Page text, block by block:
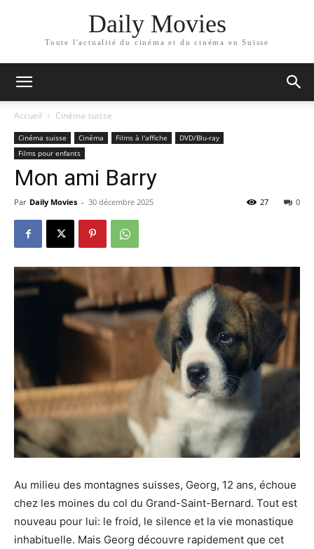
Daily Movies
Toute l'actualité du cinéma et du cinéma en Suisse
Accueil Cinéma suisse
Cinéma suisse Cinéma Films à l'affiche
DVD/Blu-ray
Films pour enfants
Mon ami Barry
Par Daily Movies - 30 décembre 2025 0
27
Au milieu des montagnes suisses, Georg, 12 ans, échoue
chez les moines du col du Grand-Saint-Bernard. Tout est
nouveau pour lui: le froid, le silence et la vie monastique
inhabituelle. Mais Georg découvre rapidement que cet